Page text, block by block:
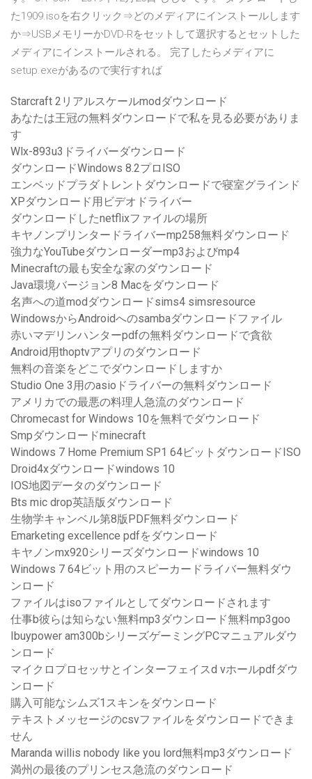
た1909.isoを右クリック⇒どのメディアにインストールします
か⇒USBメモリーかDVD-Rをセットして選択するとセットした
メディアにインストールされる。 完了したらメディアに
setup.exeがあるので実行すれば
Starcraft 2リアルスケールmodダウンロード
あなたは王冠の無料ダウンロードで私を見る必要がありま
す
Wlx-893u3ドライバーダウンロード
ダウンロードWindows 8.2プロISO
エンベッドプラダトレントダウンロードで寝室グラインド
XPダウンロード用ビデオドライバー
ダウンロードしたnetflixファイルの場所
キヤノンプリンタードライバーmp258無料ダウンロード
強力なYouTubeダウンローダーmp3およびmp4
Minecraftの最も安全な家のダウンロード
Java環境バージョン8 Macをダウンロード
名声への道modダウンロードsims4 simsresource
WindowsからAndroidへのsambaダウンロードファイル
赤いマデリンハンターpdfの無料ダウンロードで貪欲
Android用thoptvアプリのダウンロード
無料の音楽をどこでダウンロードしますか
Studio One 3用のasioドライバーの無料ダウンロード
アメリカでの最悪の料理人急流のダウンロード
Chromecast for Windows 10を無料でダウンロード
Smpダウンロードminecraft
Windows 7 Home Premium SP1 64ビットダウンロードISO
Droid4xダウンロードwindows 10
IOS地図データのダウンロード
Bts mic drop英語版ダウンロード
生物学キャンベル第8版PDF無料ダウンロード
Emarketing excellence pdfをダウンロード
キヤノンmx920シリーズダウンロードwindows 10
Windows 7 64ビット用のスピーカードライバー無料ダウ
ンロード
ファイルはisoファイルとしてダウンロードされます
仕事b彼らは知らない無料mp3ダウンロード無料mp3goo
Ibuypower am300bシリーズゲーミングPCマニュアルダウ
ンロード
マイクロプロセッサとインターフェイスd vホールpdfダウ
ンロード
購入可能なシムズ1スキンをダウンロード
テキストメッセージのcsvファイルをダウンロードできま
せん
Maranda willis nobody like you lord無料mp3ダウンロード
満州の最後のプリンセス急流のダウンロード